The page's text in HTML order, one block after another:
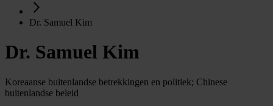
Dr. Samuel Kim
Dr. Samuel Kim
Koreaanse buitenlandse betrekkingen en politiek; Chinese
buitenlandse beleid